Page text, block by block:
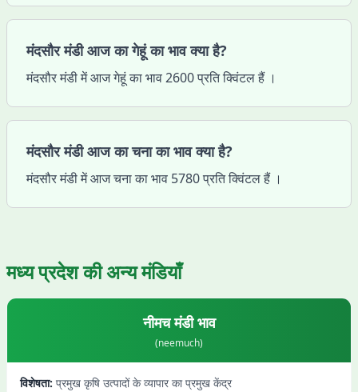
मंदसौर मंडी आज का गेहूं का भाव क्या है?
मंदसौर मंडी में आज गेहूं का भाव 2600 प्रति क्विंटल हैं ।
मंदसौर मंडी आज का चना का भाव क्या है?
मंदसौर मंडी में आज चना का भाव 5780 प्रति क्विंटल हैं ।
मध्य प्रदेशकी अन्य मंडियाँ
नीमचमंडी भाव
(neemuch)
विशेषता: प्रमुख कृषि उत्पादों के व्यापार का प्रमुख केंद्र